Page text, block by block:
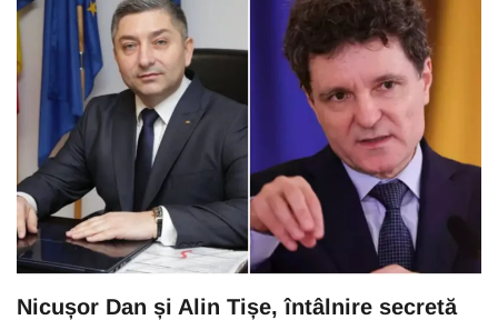
Nicușor Dan și Alin Tișe, întâlnire secretă